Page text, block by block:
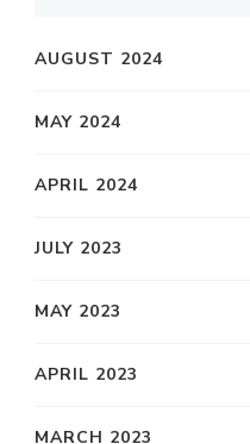
AUGUST 2024
MAY 2024
APRIL 2024
JULY 2023
MAY 2023
APRIL 2023
MARCH 2023